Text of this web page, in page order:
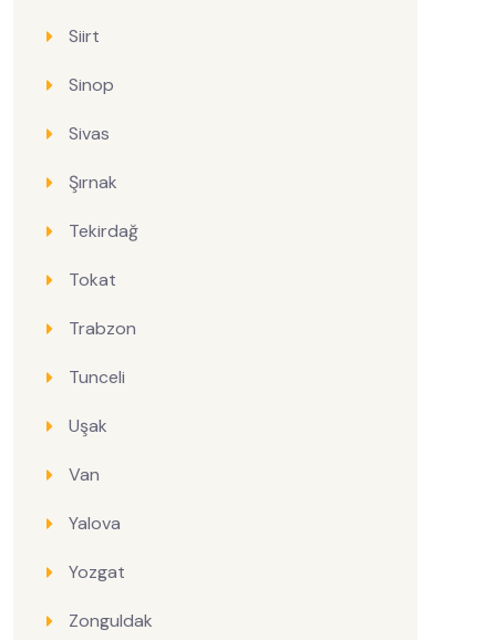
Siirt
Sinop
Sivas
Şırnak
Tekirdağ
Tokat
Trabzon
Tunceli
Uşak
Van
Yalova
Yozgat
Zonguldak